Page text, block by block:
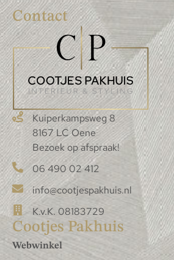
Contact
Kuiperkampsweg 8
8167 LC Oene
Bezoek op afspraak!
06 490 02 412
info@cootjespakhuis.nl
K.v.K. 08183729
Cootjes Pakhuis
Webwinkel